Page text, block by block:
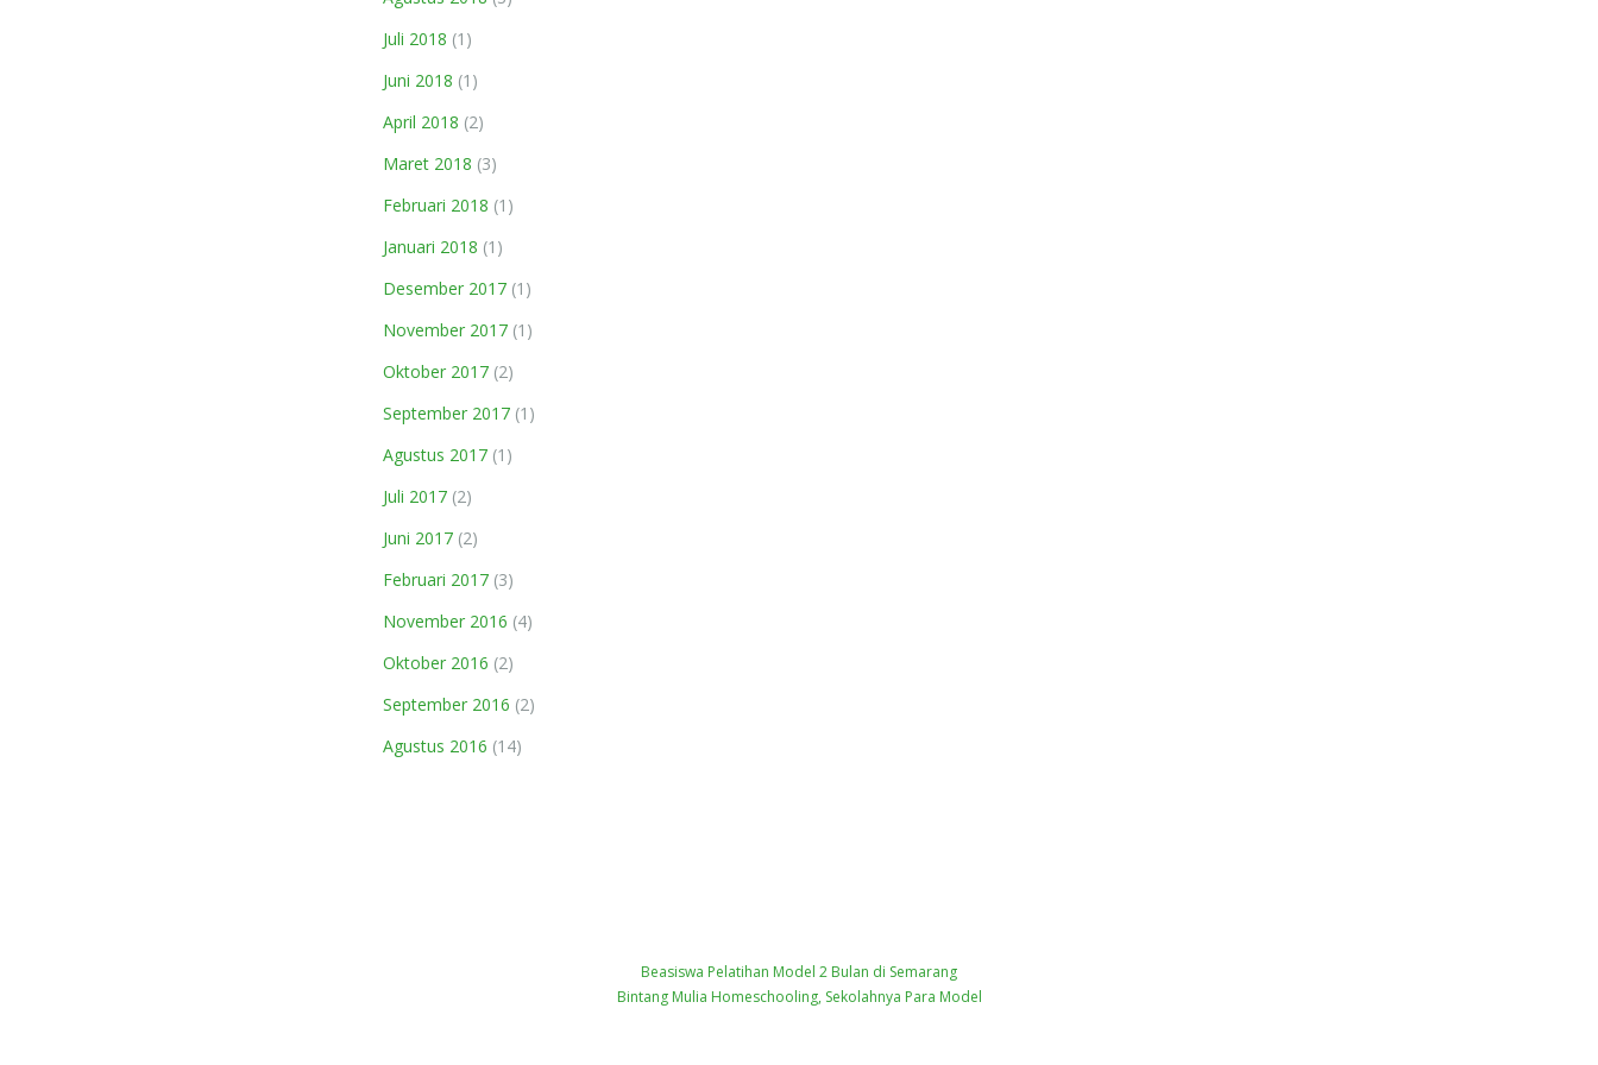
Juli 2018 (1)
Juni 2018 (1)
April 2018 (2)
Maret 2018 (3)
Februari 2018 (1)
Januari 2018 (1)
Desember 2017 (1)
November 2017 (1)
Oktober 2017 (2)
September 2017 (1)
Agustus 2017 (1)
Juli 2017 (2)
Juni 2017 (2)
Februari 2017 (3)
November 2016 (4)
Oktober 2016 (2)
September 2016 (2)
Agustus 2016 (14)
Beasiswa Pelatihan Model 2 Bulan di Semarang
Bintang Mulia Homeschooling, Sekolahnya Para Model